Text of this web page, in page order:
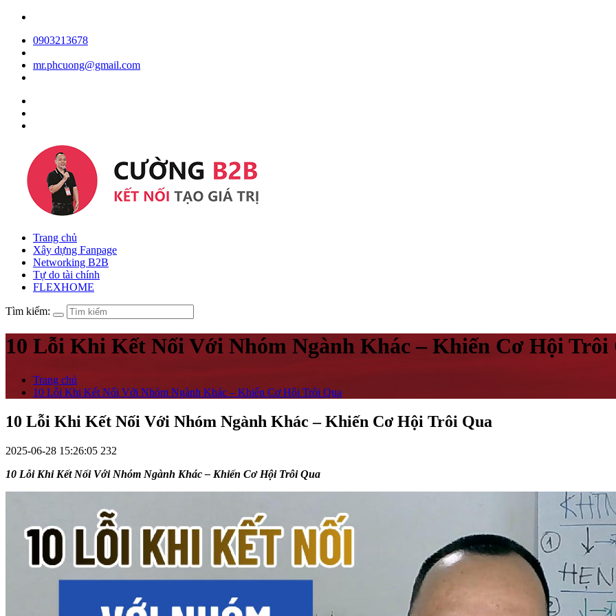
0903213678
mr.phcuong@gmail.com
Trang chủ
Xây dựng Fanpage
Networking B2B
Tự do tài chính
FLEXHOME
Tìm kiếm:
10 Lỗi Khi Kết Nối Với Nhóm Ngành Khác – Khiến Cơ Hội Trôi
Trang chủ
10 Lỗi Khi Kết Nối Với Nhóm Ngành Khác – Khiến Cơ Hội Trôi Qua
10 Lỗi Khi Kết Nối Với Nhóm Ngành Khác – Khiến Cơ Hội Trôi Qua
2025-06-28 15:26:05 232
10 Lỗi Khi Kết Nối Với Nhóm Ngành Khác – Khiến Cơ Hội Trôi Qua